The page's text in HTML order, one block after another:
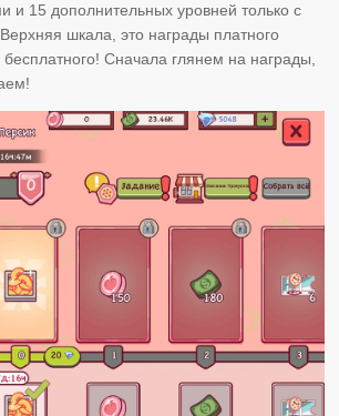
и 15 дополнительных уровней только с
шкала, это награды платного
Сначала глянем на награды,